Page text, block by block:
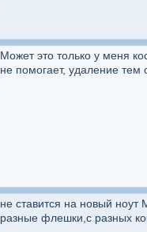
Может это только у меня
не помогает, удаление тем
не ставится на новый ноут
разные флешки,с разных